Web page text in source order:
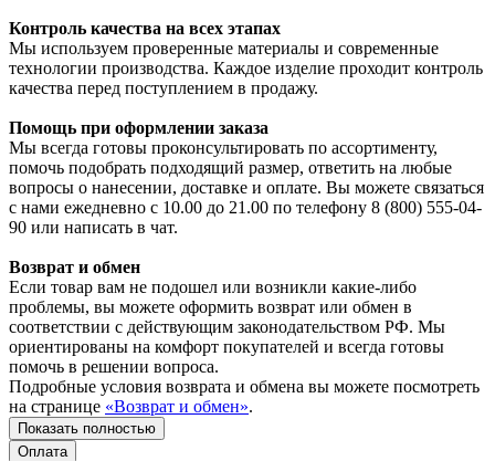
Контроль качества на всех этапах
Мы используем проверенные материалы и современные
технологии производства. Каждое изделие проходит контроль
качества перед поступлением в продажу.
Помощь при оформлении заказа
Мы всегда готовы проконсультировать по ассортименту,
помочь подобрать подходящий размер, ответить на любые
вопросы о нанесении, доставке и оплате. Вы можете связаться
с нами ежедневно с 10.00 до 21.00 по телефону 8 (800) 555-04-
90 или написать в чат.
Возврат и обмен
Если товар вам не подошел или возникли какие-либо
проблемы, вы можете оформить возврат или обмен в
соответствии с действующим законодательством РФ. Мы
ориентированы на комфорт покупателей и всегда готовы
помочь в решении вопроса.
Подробные условия возврата и обмена вы можете посмотреть
на странице «Возврат и обмен».
Показать полностью
Оплата